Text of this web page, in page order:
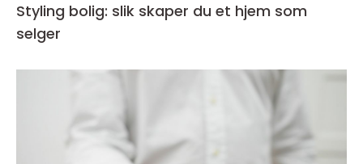
Styling bolig: slik skaper du et hjem som
selger